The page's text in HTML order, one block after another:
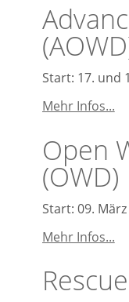
Start: 17. und
Mehr Infos...
Open
(OWD)
Start: 09.
Mehr Infos...